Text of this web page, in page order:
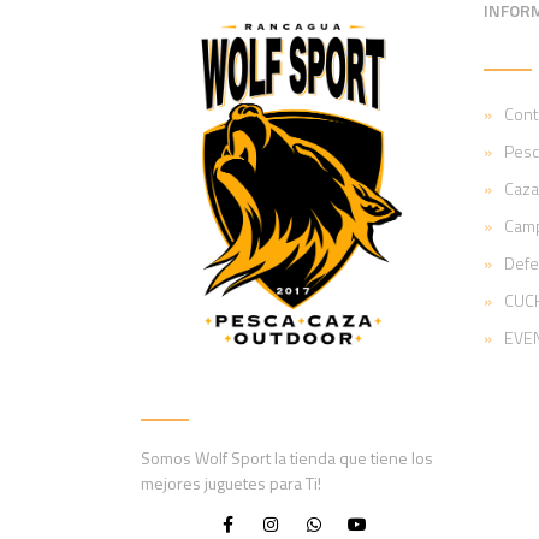
Somos Wolf Sport la tienda que tiene los
mejores juguetes para Ti!
Caza